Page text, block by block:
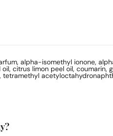
alpha-isomethyl ionone,
citrus limon peel oil,
tetramethyl